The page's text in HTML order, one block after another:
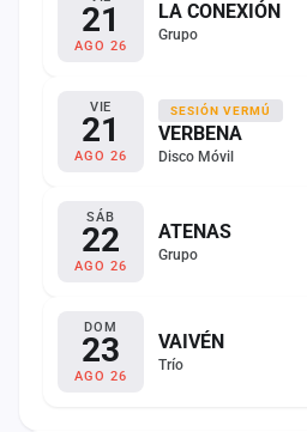
21
AGO 26
LA CONEXIÓN
Grupo
VIE
21
AGO 26
SESIÓN VERMÚ
VERBENA
Disco Móvil
SÁB
22
AGO 26
ATENAS
Grupo
DOM
23
AGO 26
VAIVÉN
Trío